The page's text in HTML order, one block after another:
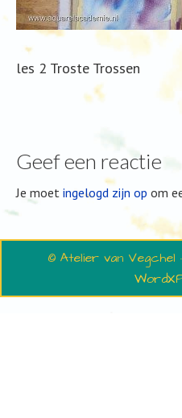
les 2 Troste Trossen
Geef een reactie
Je moet ingelogd zijn op om
© Atelier van Vegchel